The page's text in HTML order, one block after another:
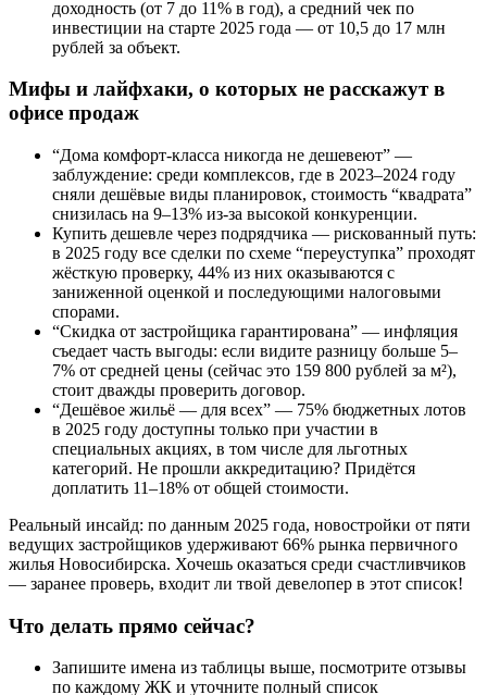
доходность (от 7 до 11% в год), а средний чек по
инвестиции на старте 2025 года — от 10,5 до 17 млн
рублей за объект.
Мифы и лайфхаки, о которых не расскажут в
офисе продаж
“Дома комфорт-класса никогда не дешевеют” —
заблуждение: среди комплексов, где в 2023–2024 году
сняли дешёвые виды планировок, стоимость “квадрата”
снизилась на 9–13% из-за высокой конкуренции.
Купить дешевле через подрядчика — рискованный путь:
в 2025 году все сделки по схеме “переуступка” проходят
жёсткую проверку, 44% из них оказываются с
заниженной оценкой и последующими налоговыми
спорами.
“Скидка от застройщика гарантирована” — инфляция
съедает часть выгоды: если видите разницу больше 5–
7% от средней цены (сейчас это 159 800 рублей за м²),
стоит дважды проверить договор.
“Дешёвое жильё — для всех” — 75% бюджетных лотов
в 2025 году доступны только при участии в
специальных акциях, в том числе для льготных
категорий. Не прошли аккредитацию? Придётся
доплатить 11–18% от общей стоимости.
Реальный инсайд: по данным 2025 года, новостройки от пяти
ведущих застройщиков удерживают 66% рынка первичного
жилья Новосибирска. Хочешь оказаться среди счастливчиков
— заранее проверь, входит ли твой девелопер в этот список!
Что делать прямо сейчас?
Запишите имена из таблицы выше, посмотрите отзывы
по каждому ЖК и уточните полный список